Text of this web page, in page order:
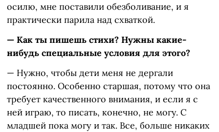
осилю, мне поставили обезболивание, и я
практически парила над схваткой.
— Как ты пишешь стихи? Нужны какие-
нибудь специальные условия для этого?
— Нужно, чтобы дети меня не дергали
постоянно. Особенно старшая, потому что она
требует качественного внимания, и если я с
ней играю, то писать, конечно, не могу. С
младшей пока могу и так. Все, больше никаких